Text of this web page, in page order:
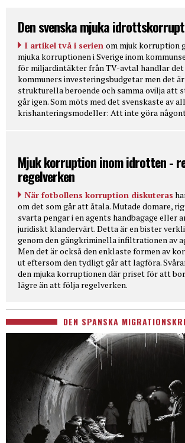
Den svenska mjuka
I artikel två i serien om mjuk korruption
mjuka korruptionen i Sverige inom
för miljardintäkter från TV-avtal handlar det
kommuners investeringsbudgetar men det
strukturella beroende och samma ovilja att
går igen. Som möts med det svenskaste av
krishanteringsmodeller: Att inte göra
Mjuk korruption inom idrotten -
regelverken
När fotbollens korruption diskuteras
om det som går att åtala. Mutade domare,
svarta pengar i en agents handbagage eller
juridiskt klandervärt. Detta är en bister
genom den gängkriminella infiltrationen av
Men det är också den enklaste formen av
ut eftersom den tydligt går att lagföra.
den mjuka korruptionen där priset för att
lägre än att följa regelverken.
DEN SPANSKA